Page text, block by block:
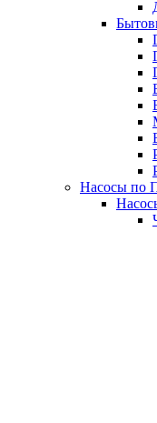
Насосы